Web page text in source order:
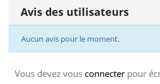
Avis des utilisateurs
Aucun avis pour le moment.
Vous devez vous connecter pour